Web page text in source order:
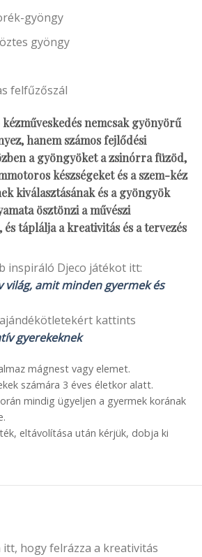
gyöngy
gyöngy
felfűzőszál
nemcsak gyönyörű
hanem számos fejlődési
a gyöngyöket a zsinórra füzöd,
készségeket és a szem-kéz
kiválasztásának és a gyöngyök
ösztönzi a művészi
és táplálja a kreativitás és a tervezés
inspiráló Djeco játékot itt:
világ, amit minden gyermek és
kattints
gyerekeknek
mágnest vagy elemet.
számára 3 éves életkor alatt.
mindig ügyeljen a gyermek korának
eltávolítása után kérjük, dobja ki
hogy felrázza a kreativitás